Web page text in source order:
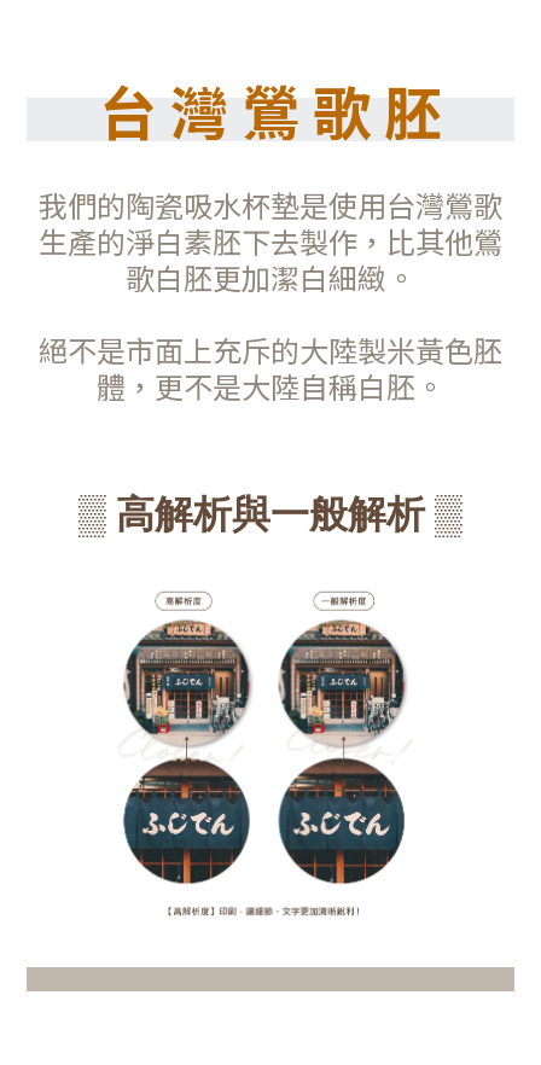
台 灣 鶯 歌 胚
我們的陶瓷吸水杯墊是使用台灣鶯歌
生產的淨白素胚下去製作，比其他鶯
歌白胚更加潔白細緻。
絕不是市面上充斥的大陸製米黃色胚
體，更不是大陸自稱白胚。
▒ 高解析與一般解析 ▒